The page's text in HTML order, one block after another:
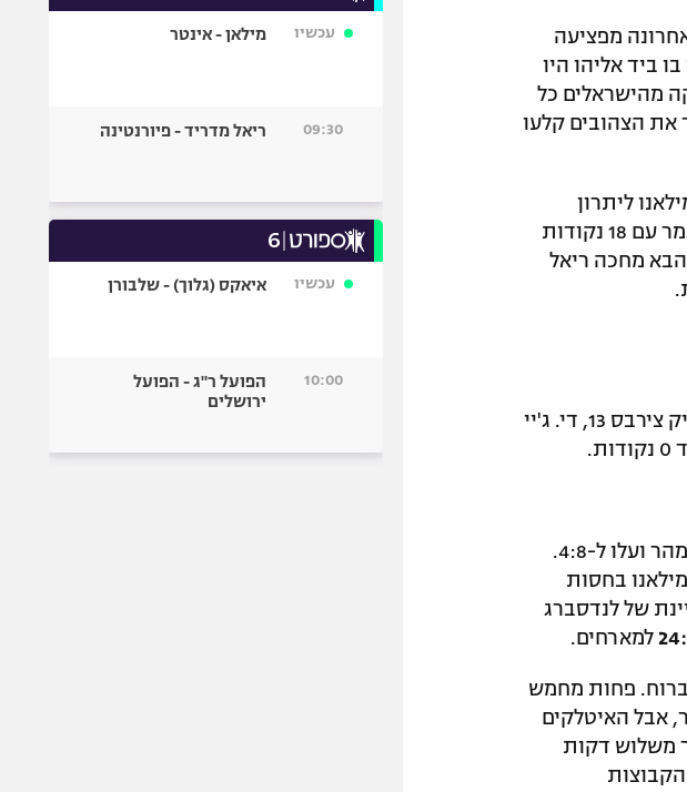
מפציעה
בו ביד אליהו היו
כשהתפוקה מהישראלים כל
את הצהובים קלעו
ליתרון
המבטיח ברבע השני. הגארד קלע 22 נקודות והוסיף שלושה אסיסטים, הסרבי גמר עם 18 נקודות
מחכה ריאל
אנדרו גאודלוק 27 נקודות, דווין סמית' 18, סילבן לנדסברג 15, מאיק צירבס 13, די. ג'יי
מכבי תל אביב עלתה ראשונה ליתרון מעונשין של צירבס, אבל האיטלקים הפכו מהר ועלו ל-4:8.
בחסות
של לנדסברג
למארחים.
פחות מחמש
עם הבאזר, אבל האיטלקים
משלוש דקות
עכשיו מילאן - אינטר
09:30 ריאל מדריד - פיורנטינה
עכשיו איאקס (גלוך) - שלבורן
10:00
הפועל ר"ג - הפועל
ירושלים